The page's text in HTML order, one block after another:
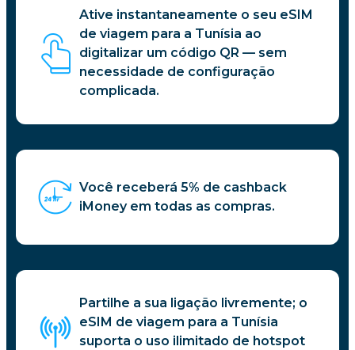
Ative instantaneamente o seu eSIM
de viagem para a Tunísia ao
digitalizar um código QR — sem
necessidade de configuração
complicada.
Você receberá 5% de cashback
iMoney em todas as compras.
Partilhe a sua ligação livremente; o
eSIM de viagem para a Tunísia
suporta o uso ilimitado de hotspot